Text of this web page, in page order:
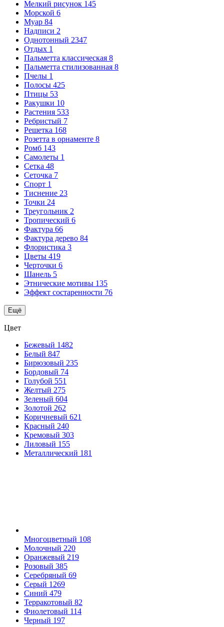
Мелкий рисунок 145
Морской 6
Муар 84
Надписи 2
Однотонный 2347
Отдых 1
Пальметта классическая 8
Пальметта стилизованная 8
Пчелы 1
Полосы 425
Птицы 53
Ракушки 10
Растения 533
Ребристый 7
Решетка 168
Розетта в орнаменте 8
Ромб 143
Самолеты 1
Сетка 48
Сеточка 7
Спорт 1
Тиснение 23
Точки 24
Треугольник 2
Тропический 6
Фактура 66
Фактура дерево 84
Флористика 3
Цветы 419
Черточки 6
Шанель 5
Этнические мотивы 135
Эффект состаренности 76
Ещё
Цвет
Бежевый 1482
Белый 847
Бирюзовый 235
Бордовый 74
Голубой 551
Желтый 275
Зеленый 604
Золотой 262
Коричневый 621
Красный 240
Кремовый 303
Лиловый 155
Металлический 181
Многоцветный 108
Молочный 220
Оранжевый 219
Розовый 385
Серебряный 69
Серый 1269
Синий 479
Терракотовый 82
Фиолетовый 114
Черный 197